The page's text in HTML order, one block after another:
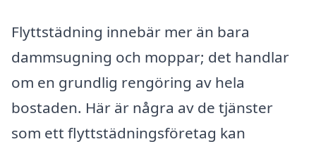
Flyttstädning innebär mer än bara
dammsugning och moppar; det handlar
om en grundlig rengöring av hela
bostaden. Här är några av de tjänster
som ett flyttstädningsföretag kan